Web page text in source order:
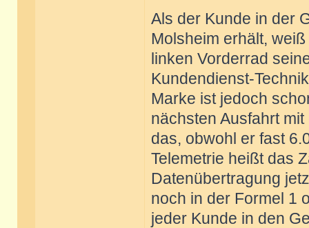
Als der Kunde in der
Molsheim erhält,
linken Vorderrad
Kundendienst-
Marke ist jedoch
nächsten Ausfahrt
das, obwohl er fast
Telemetrie heißt das
Datenübertragung
noch in der Formel 1
jeder Kunde in den